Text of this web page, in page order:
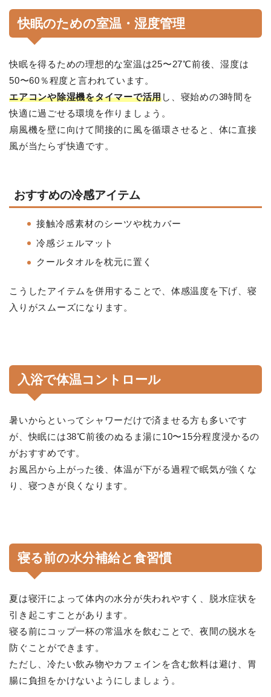
快眠のための室温・湿度管理
快眠を得るための理想的な室温は25〜27℃前後、湿度は
50〜60％程度と言われています。
エアコンや除湿機をタイマーで活用し、寝始めの3時間を
快適に過ごせる環境を作りましょう。
扇風機を壁に向けて間接的に風を循環させると、体に直接
風が当たらず快適です。
おすすめの冷感アイテム
接触冷感素材のシーツや枕カバー
冷感ジェルマット
クールタオルを枕元に置く
こうしたアイテムを併用することで、体感温度を下げ、寝
入りがスムーズになります。
入浴で体温コントロール
暑いからといってシャワーだけで済ませる方も多いです
が、快眠には38℃前後のぬるま湯に10〜15分程度浸かるの
がおすすめです。
お風呂から上がった後、体温が下がる過程で眠気が強くな
り、寝つきが良くなります。
寝る前の水分補給と食習慣
夏は寝汗によって体内の水分が失われやすく、脱水症状を
引き起こすことがあります。
寝る前にコップ一杯の常温水を飲むことで、夜間の脱水を
防ぐことができます。
ただし、冷たい飲み物やカフェインを含む飲料は避け、胃
腸に負担をかけないようにしましょう。